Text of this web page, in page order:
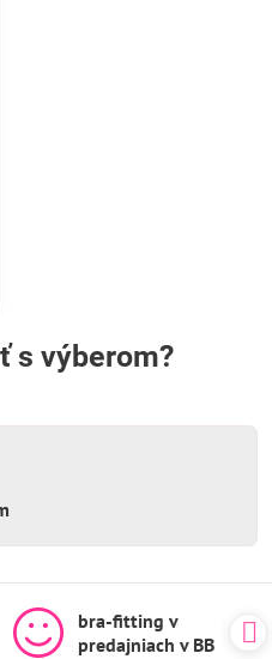
s výberom?
bra-fitting v
predajniach v BB